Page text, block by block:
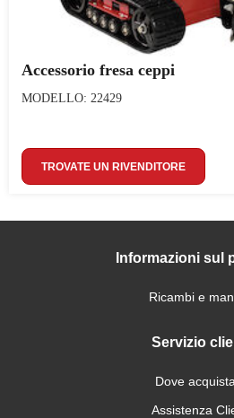
Accessorio fresa ceppi
MODELLO: 22429
TROVATE UN RIVENDITORE
Informazioni sul
Ricambi e
Servizio
Dove
Assistenza